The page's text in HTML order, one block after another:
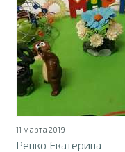
11 марта 2019
Репко Екатерина